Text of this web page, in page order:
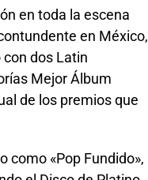
en toda la escena
en México,
dos Latin
Mejor Álbum
de los premios que
como «Pop Fundido»,